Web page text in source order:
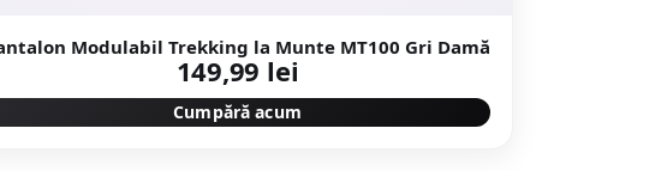
Modulabil Trekking la Munte MT100 Gri Damă
149,99 lei
Cumpără acum